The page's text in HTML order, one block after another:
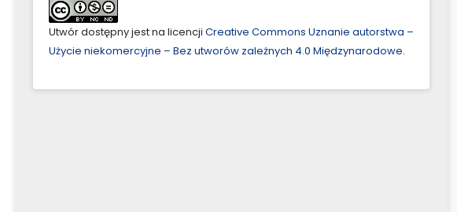
Utwór dostępny jest na licencji Creative Commons Uznanie autorstwa –
Użycie niekomercyjne – Bez utworów zależnych 4.0 Międzynarodowe.